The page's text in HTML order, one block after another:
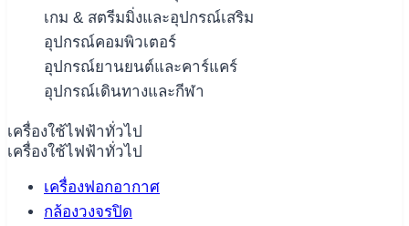
เกม & สตรีมมิ่งและอุปกรณ์เสริม
อุปกรณ์คอมพิวเตอร์
อุปกรณ์ยานยนต์และคาร์แคร์
อุปกรณ์เดินทางและกีฬา
เครื่องใช้ไฟฟ้าทั่วไป
เครื่องใช้ไฟฟ้าทั่วไป
เครื่องฟอกอากาศ
กล้องวงจรปิด